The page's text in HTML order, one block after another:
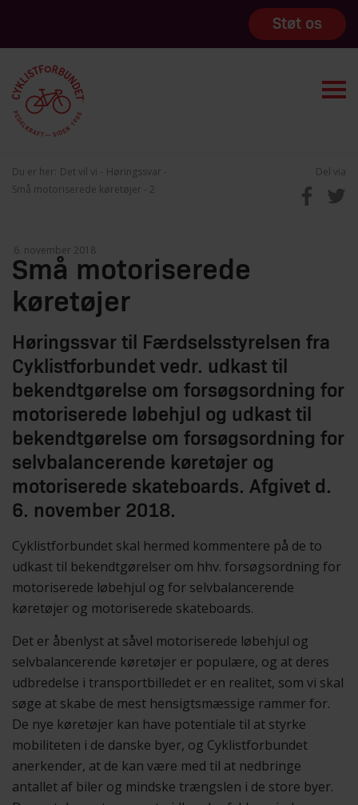
Støt os
Du er her: Det vil vi
Høringssvar
Små motoriserede køretøjer - 2
Del via
Små motoriserede
køretøjer
Høringssvar til Færdselsstyrelsen fra
Cyklistforbundet vedr. udkast til
bekendtgørelse om forsøgsordning for
motoriserede løbehjul og udkast til
bekendtgørelse om forsøgsordning for
selvbalancerende køretøjer og
motoriserede skateboards. Afgivet d.
6. november 2018.
Cyklistforbundet skal hermed kommentere på de to
udkast til bekendtgørelser om hhv. forsøgsordning for
motoriserede løbehjul og for selvbalancerende
køretøjer og motoriserede skateboards.
Det er åbenlyst at såvel motoriserede løbehjul og
selvbalancerende køretøjer er populære, og at deres
udbredelse i transportbilledet er en realitet, som vi skal
søge at skabe de mest hensigtsmæssige rammer for.
De nye køretøjer kan have potentiale til at styrke
mobiliteten i de danske byer, og Cyklistforbundet
anerkender, at de kan være med til at nedbringe
antallet af biler og mindske trængslen i de store byer.